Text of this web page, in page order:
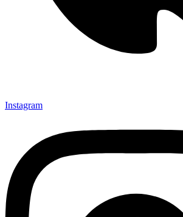
Instagram